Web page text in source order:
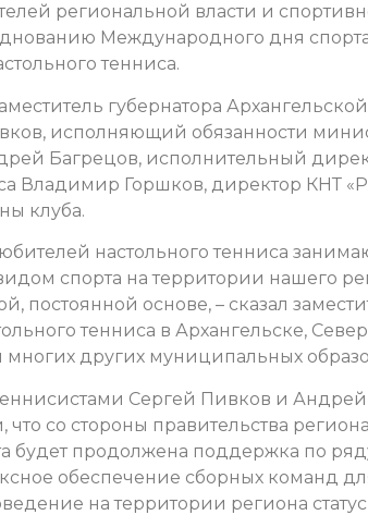
региональной власти и
Международного дня
тенниса.
губернатора Архангельской
исполняющий обязанности
Багрецов, исполнительный
Владимир Горшков, директор КНТ
клуба.
настольного тенниса
спорта на территории нашего
постоянной основе, – сказал
тенниса в Архангельске,
многих других муниципальных
Сергей Пивков и Андрей
со стороны правительства
будет продолжена поддержка по
обеспечение сборных команд
на территории региона